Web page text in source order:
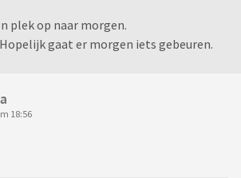
plek op naar morgen.
gaat er morgen iets gebeuren.
18:56